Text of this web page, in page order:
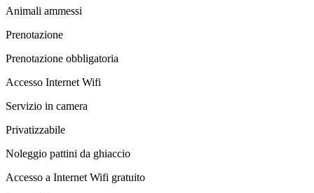
Animali ammessi
Prenotazione
Prenotazione obbligatoria
Accesso Internet Wifi
Servizio in camera
Privatizzabile
Noleggio pattini da ghiaccio
Accesso a Internet Wifi gratuito